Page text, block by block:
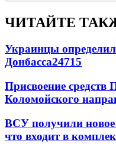
ЧИТАЙТЕ
Украинцы
Донбасса24715
Присвоение средств
Коломойского
ВСУ получили новое
что входит в